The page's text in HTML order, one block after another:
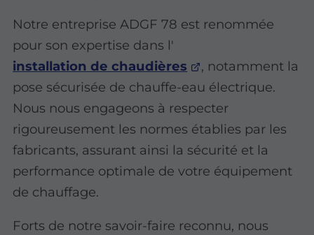
Notre entreprise ADGF 78 est renommée
pour son expertise dans l'
installation de chaudières
, notamment la
pose sécurisée de chauffe-eau électrique.
Nous nous engageons à respecter
rigoureusement les normes établies par les
fabricants, assurant ainsi la sécurité et la
performance optimale de votre équipement
de chauffage.
Forts de notre savoir-faire reconnu, nous